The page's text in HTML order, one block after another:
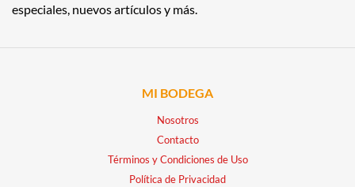
especiales, nuevos artículos y más.
MI BODEGA
Nosotros
Contacto
Términos y Condiciones de Uso
Política de Privacidad